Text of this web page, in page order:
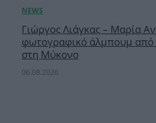
Γιώργος Λιάγκας – Μαρία
φωτογραφικό άλμπουμ από
στη Μύκονο
06.08.2026